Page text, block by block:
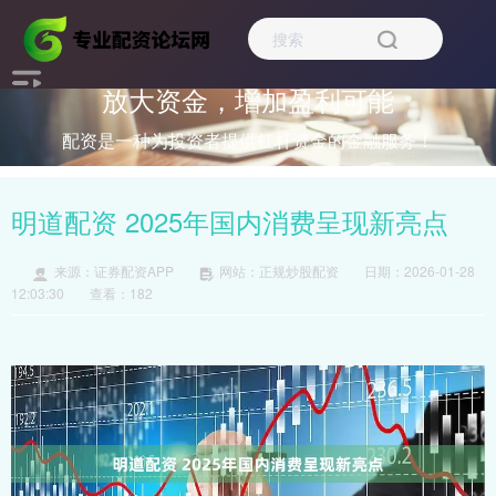
放大资金，增加盈利可能
配资是一种为投资者提供杠杆资金的金融服务！
明道配资 2025年国内消费呈现新亮点
来源：证券配资APP 网站：正规炒股配资
日期：2026-01-28
12:03:30
查看：182